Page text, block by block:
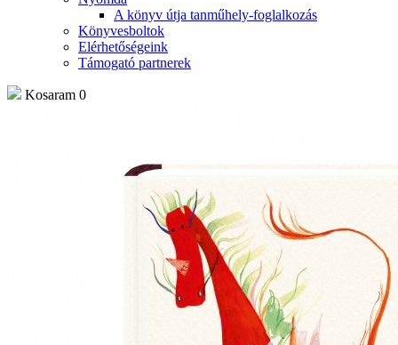
A könyv útja tanműhely-foglalkozás
Könyvesboltok
Elérhetőségeink
Támogató partnerek
Kosaram 0